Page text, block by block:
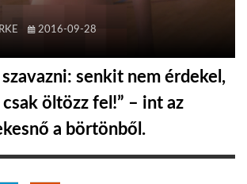
2016-09-28
senkit nem érdekel,
öltözz fel!” – int az
a börtönből.